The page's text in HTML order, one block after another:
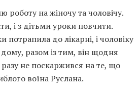
роботу на жіночу та чоловічу.
і з дітьми уроки повчити.
до лікарні, і чоловіку
дому, разом із тим, він щодня
не поскаржився на те, що
воїна Руслана.